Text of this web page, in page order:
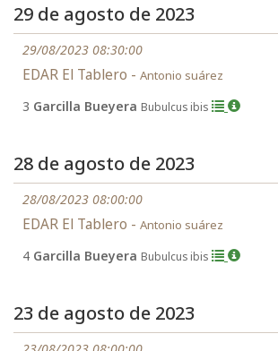
29 de agosto de 2023
29/08/2023 08:30:00
EDAR El Tablero - Antonio suárez
3 Garcilla Bueyera Bubulcus ibis
28 de agosto de 2023
28/08/2023 08:00:00
EDAR El Tablero - Antonio suárez
4 Garcilla Bueyera Bubulcus ibis
23 de agosto de 2023